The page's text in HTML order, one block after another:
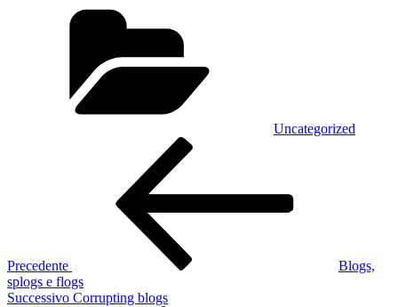
Uncategorized
Precedente
Blogs,
splogs e flogs
Articolo
Successivo Corrupting blogs